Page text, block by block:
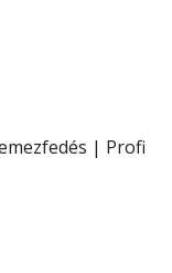
| Profi